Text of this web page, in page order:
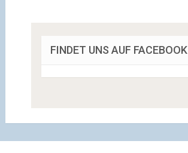
FINDET UNS AUF FACEBOOK